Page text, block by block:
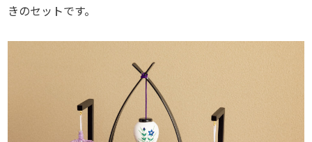
きのセットです。